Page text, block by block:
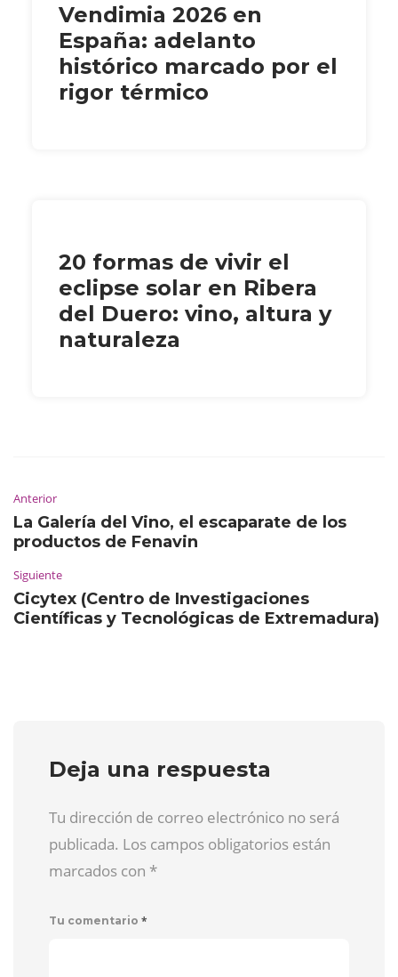
Vendimia 2026 en
España: adelanto
histórico marcado por el
rigor térmico
20 formas de vivir el
eclipse solar en Ribera
del Duero: vino, altura y
naturaleza
Anterior
La Galería del Vino, el escaparate de los
productos de Fenavin
Siguiente
Cicytex (Centro de Investigaciones
Científicas y Tecnológicas de Extremadura)
Deja una respuesta
Tu dirección de correo electrónico no será
publicada. Los campos obligatorios están
marcados con *
Tu comentario *